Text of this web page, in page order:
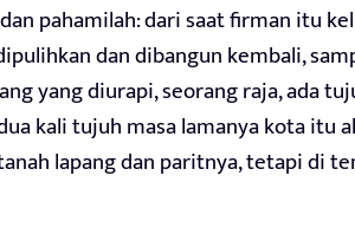
pahamilah: dari saat firman itu
dan dibangun kembali,
yang diurapi, seorang raja, ada
kali tujuh masa lamanya kota itu
lapang dan paritnya, tetapi di